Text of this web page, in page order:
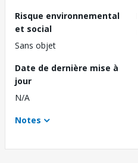
Risque environnemental
et social
Sans objet
Date de dernière mise à
jour
N/A
Notes